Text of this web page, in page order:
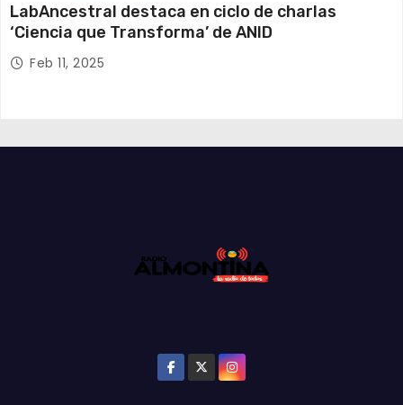
LabAncestral destaca en ciclo de charlas
‘Ciencia que Transforma’ de ANID
Feb 11, 2025